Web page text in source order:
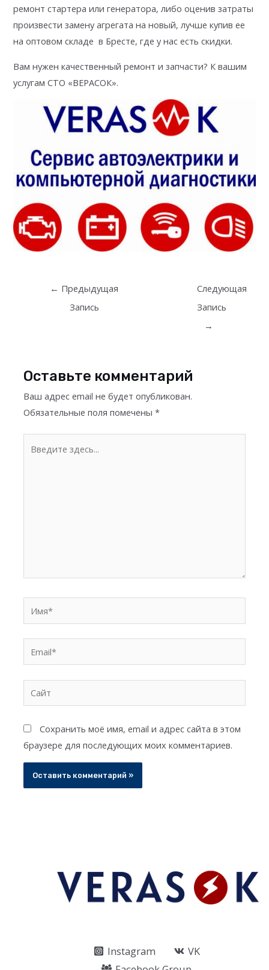
ремонт стартера или генератора, либо оценив затраты
произвести замену агрегата на новый, лучше купив ее
на оптовом складе в Бресте, где у нас есть скидки.
Вам нужен качественный ремонт и запчасти? К вашим
услугам СТО «ВЕРАСОК».
← Предыдущая
Запись
Следующая
Запись
→
Оставьте комментарий
Ваш адрес email не будет опубликован.
Обязательные поля помечены*
здесь...
Сайт
Сохранить моё имя, email и адрес сайта в этом
браузере для последующих моих комментариев.
Instagram
VK